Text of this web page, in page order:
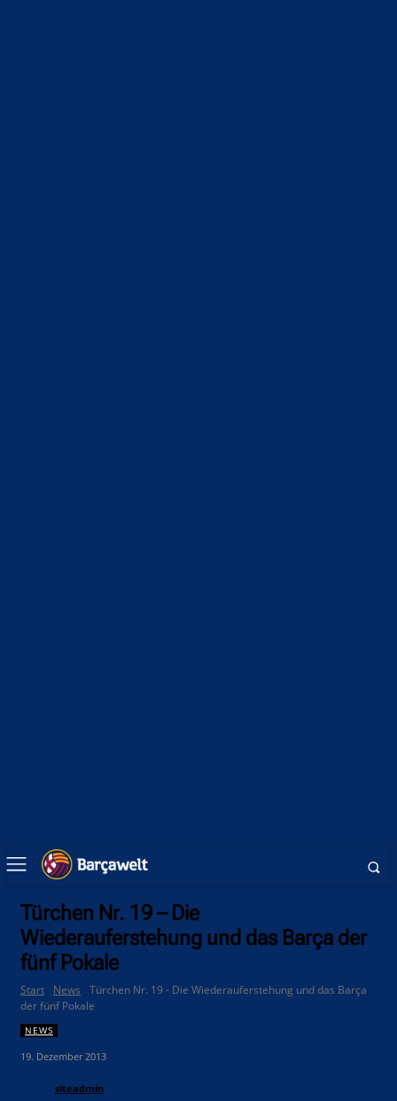
Türchen Nr. 19 – Die
Wiederauferstehung und das Barça der
fünf Pokale
Start News
Türchen Nr. 19 - Die Wiederauferstehung und das Barça
der fünf Pokale
NEWS
19. Dezember 2013
siteadmin